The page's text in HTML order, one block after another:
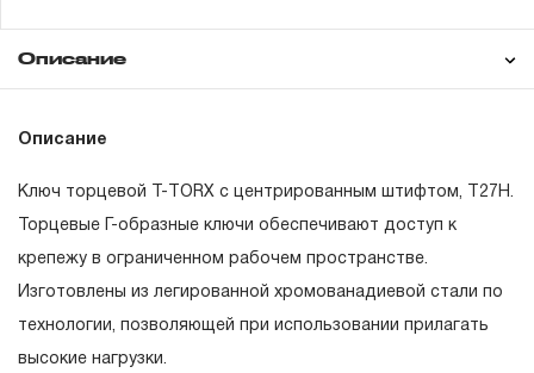
Описание
Описание
Ключ торцевой T-TORX с центрированным штифтом, T27H.
Торцевые Г-образные ключи обеспечивают доступ к
крепежу в ограниченном рабочем пространстве.
Изготовлены из легированной хромованадиевой стали по
технологии, позволяющей при использовании прилагать
высокие нагрузки.
Понятие «ПОЖИЗНЕННАЯ ГАРАНТИЯ».
1.1 Понятие «ПОЖИЗНЕННАЯ ГАРАНТИЯ» включает в